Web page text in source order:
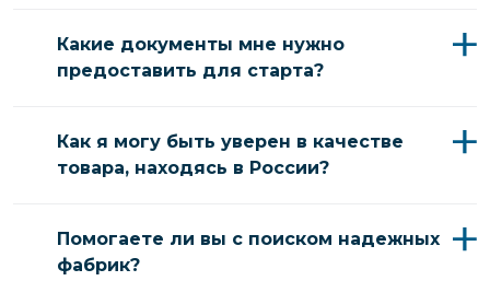
Какие документы мне нужно
предоставить для старта?
Как я могу быть уверен в качестве
товара, находясь в России?
Помогаете ли вы с поиском надежных
фабрик?